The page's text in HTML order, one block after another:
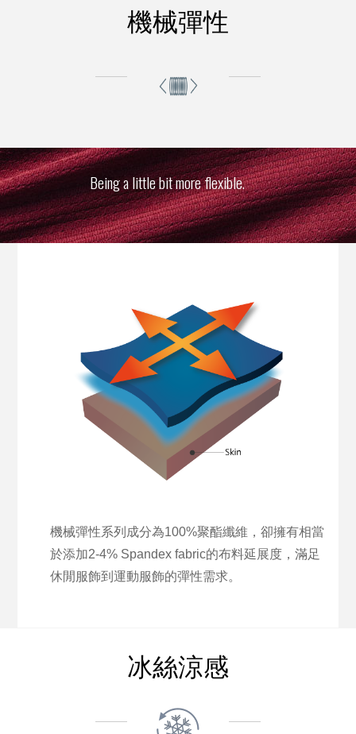
機械彈性
Being a little bit more flexible.
機械彈性系列成分為100%聚酯纖維，卻擁有相當
於添加2-4% Spandex fabric的布料延展度，滿足
休閒服飾到運動服飾的彈性需求。
冰絲涼感